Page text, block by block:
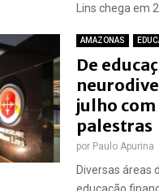
Lins chega em
AMAZONAS
De
julho com
palestras
por Paulo Apurina
Diversas áreas